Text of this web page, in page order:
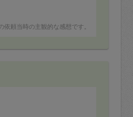
依頼当時の主観的な感想です。